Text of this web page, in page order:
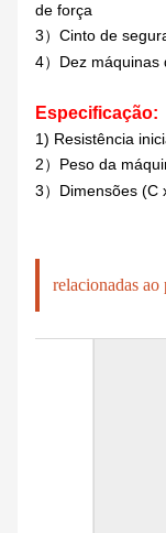
de força
3 ） Cinto de
4） Dez máquinas
Especificação:
1) Resistência
2 ） Peso da
3 ） Dimensões (C
relacionadas ao